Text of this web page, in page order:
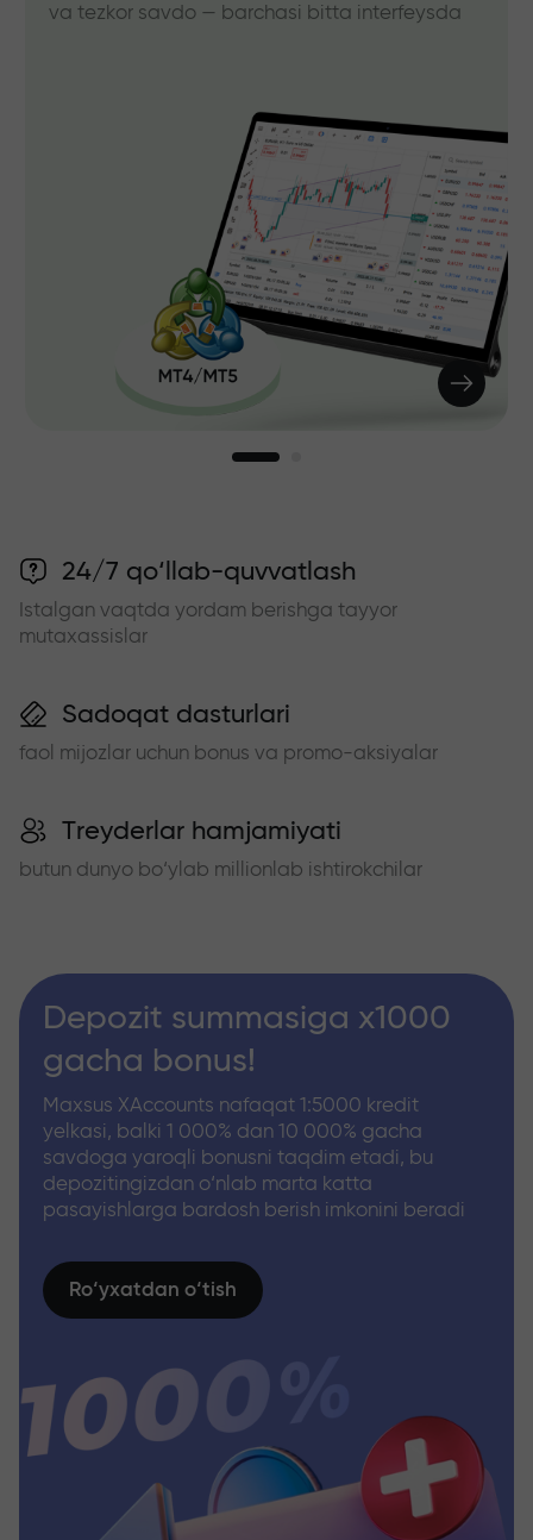
va tezkor savdo — barchasi bitta interfeysda
24/7 qo‘llab-quvvatlash
Istalgan vaqtda yordam berishga tayyor
mutaxassislar
Sadoqat dasturlari
faol mijozlar uchun bonus va promo-aksiyalar
Treyderlar hamjamiyati
butun dunyo bo‘ylab millionlab ishtirokchilar
Depozit summasiga x1000
gacha bonus!
Maxsus XAccounts nafaqat 1:5000 kredit
yelkasi, balki 1 000% dan 10 000% gacha
savdoga yaroqli bonusni taqdim etadi, bu
depozitingizdan o‘nlab marta katta
pasayishlarga bardosh berish imkonini beradi
Ro‘yxatdan o‘tish